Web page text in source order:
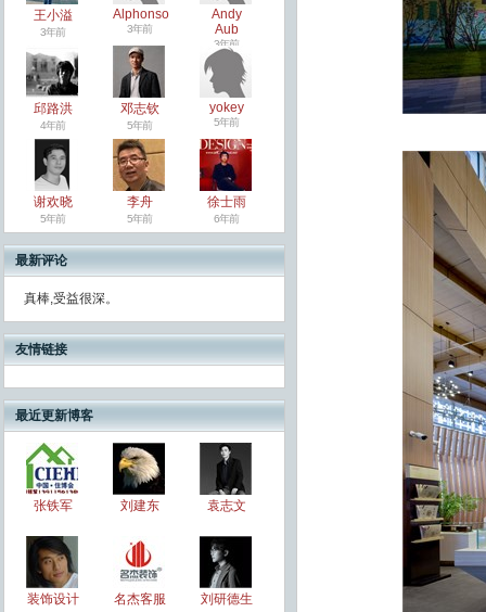
王小溢
3年前
Alphonso
3年前
Andy
Aub
3年前
邱路洪
4年前
邓志钦
5年前
yokey
5年前
谢欢晓
5年前
李舟
5年前
徐士雨
6年前
最新评论
真棒,受益很深。
友情链接
最近更新博客
张铁军 刘建东 袁志文
装饰设计 名杰客服 刘研德生